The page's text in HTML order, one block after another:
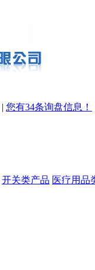
| 您有34条询盘信息！
开关类产品 医疗用品